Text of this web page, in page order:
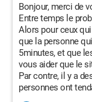
Bonjour, merci de
Entre temps le
Alors pour ceux
que la personne
5minutes, et que
vous aider que le
Par contre, il y a
personnes ont